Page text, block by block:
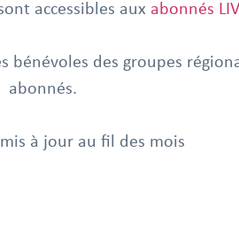
accessibles aux abonnés
bénévoles des groupes
abonnés.
mis à jour au fil des mois